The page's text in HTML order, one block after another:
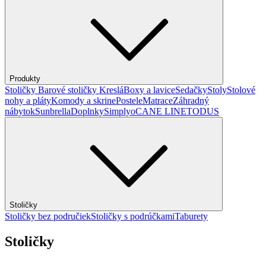
Produkty
Stoličky Barové stoličky KresláBoxy a laviceSedačkyStolyStolové
nohy a plátyKomody a skrinePosteleMatraceZáhradný
nábytokSunbrellaDoplnkySimplyoCANE LINETODUS
Stoličky
Stoličky bez područiekStoličky s podrúčkamiTaburety
Stoličky